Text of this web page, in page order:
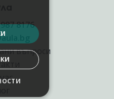
8176
въпроси